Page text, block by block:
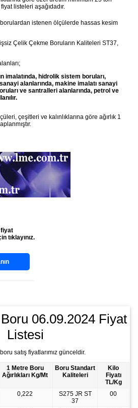
listeleri aşağıdadır.
istenen ölçülerde hassas kesim
Çelik Çekme Boruların Kaliteleri ST37,
imalatında, hidrolik sistem boruları,
alanlarında, makine imalatı sanayi
ve santralleri alanlarında, petrol ve
çeşitleri ve kalınlıklarına göre ağırlık 1
tıklayınız.
06.09.2024 Fiyat
Listesi
satış fiyatlarımız günceldir.
1 Metre Boru
Ağırlıkları Kg/Mt
Boru Standart
Kaliteleri
Kilo
Fiyatı
TL/Kg
0,222
S275 JR ST
37
00